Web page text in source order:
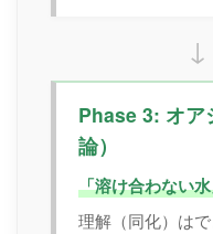
↓
Phase 3: オア
論）
「溶け合わない
理解（同化）は